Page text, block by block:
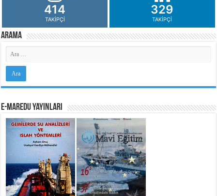
414
TAKIPÇI
329
TAKIPÇI
Arama
e-MarEdu Yayınları